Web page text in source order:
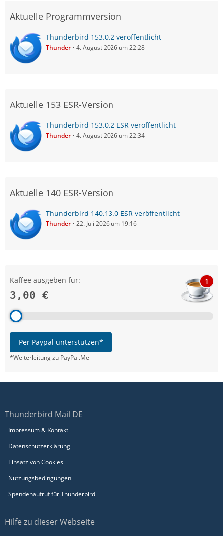
Aktuelle Programmversion
Thunderbird 153.0.2 veröffentlicht
Thunder 4. August 2026 um 22:28
Aktuelle 153 ESR-Version
Thunderbird 153.0.2 ESR veröffentlicht
Thunder 4. August 2026 um 22:34
Aktuelle 140 ESR-Version
Thunderbird 140.13.0 ESR veröffentlicht
Thunder 22. Juli 2026 um 19:16
Kaffee ausgeben für:
3,00 €
1
Per Paypal unterstützen*
*Weiterleitung zu PayPal.Me
Thunderbird Mail DE
Impressum & Kontakt
Datenschutzerklärung
Einsatz von Cookies
Nutzungsbedingungen
Spendenaufruf für Thunderbird
Hilfe zu dieser Webseite